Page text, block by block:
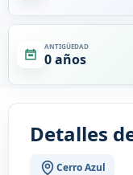
ANTIGÜEDAD
0 años
Detalles
Cerro Azul